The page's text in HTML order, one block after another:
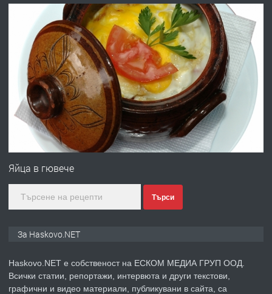
АПАРТАМЕНТ В ЦЕНТЪРА НА ГР.
ХАСКОВО
преди 4 дни
ПРЕДЛАГА Давам гараж под наем
преди 4 дни
ПРЕДЛАГА
№4120 Магазин/Офис под наем в кв.
преди 5 дни
Яйца в гювече
Търси
За Haskovo.NET
Haskovo.NET е собственост на ЕСКОМ МЕДИА ГРУП ООД.
Всички статии, репортажи, интервюта и други текстови,
графични и видео материали, публикувани в сайта, са